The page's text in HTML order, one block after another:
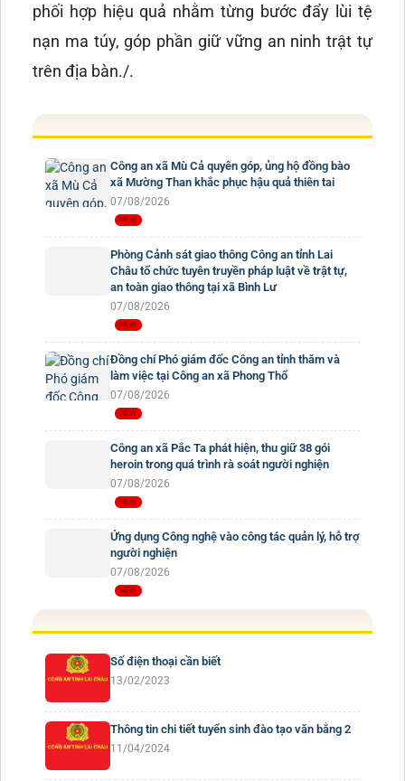
phối hợp hiệu quả nhằm từng bước đẩy lùi tệ
nạn ma túy, góp phần giữ vững an ninh trật tự
trên địa bàn./.
Công an xã Mù Cả quyên góp, ủng hộ đồng bào
xã Mường Than khắc phục hậu quả thiên tai
07/08/2026
Phòng Cảnh sát giao thông Công an tỉnh Lai
Châu tổ chức tuyên truyền pháp luật về trật tự,
an toàn giao thông tại xã Bình Lư
07/08/2026
Đồng chí Phó giám đốc Công an tỉnh thăm và
làm việc tại Công an xã Phong Thổ
07/08/2026
Công an xã Pắc Ta phát hiện, thu giữ 38 gói
heroin trong quá trình rà soát người nghiện
07/08/2026
Ứng dụng Công nghệ vào công tác quản lý, hỗ trợ
người nghiện
07/08/2026
Số điện thoại cần biết
13/02/2023
Thông tin chi tiết tuyển sinh đào tạo văn bằng 2
11/04/2024